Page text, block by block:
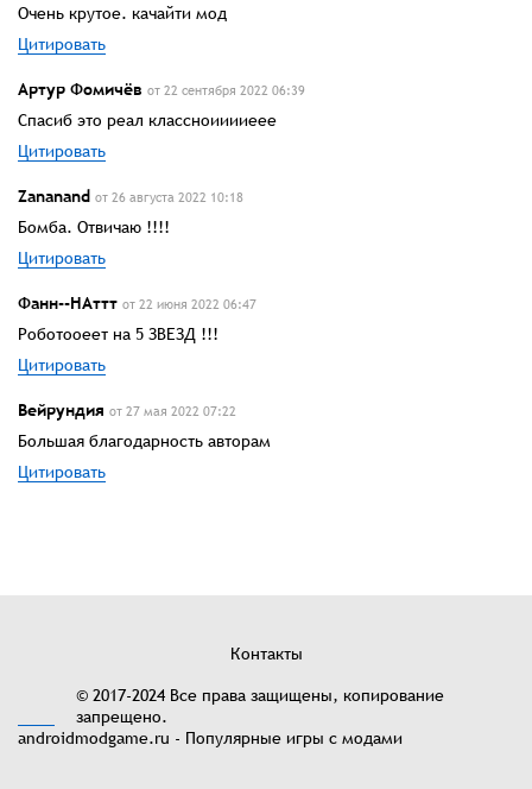
Очень крутое. качайти мод
Цитировать
Артур Фомичёв от 22 сентября 2022 06:39
Спасиб это реал классноииииеее
Цитировать
Zananand от 26 августа 2022 10:18
Бомба. Отвичаю !!!!
Цитировать
Фанн--НАттт от 22 июня 2022 06:47
Роботооеет на 5 ЗВЕЗД !!!
Цитировать
Вейрундия от 27 мая 2022 07:22
Большая благодарность авторам
Цитировать
Контакты
© 2017-2024 Все права защищены, копирование
запрещено.
androidmodgame.ru - Популярные игры с модами